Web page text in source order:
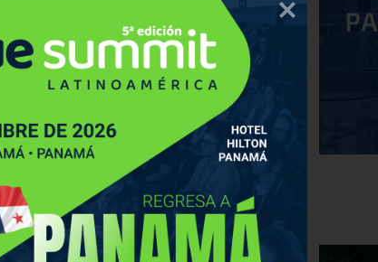
Charbel Mendoza.
su colaboración a lo largo de estos
Compartir por correo electrónico